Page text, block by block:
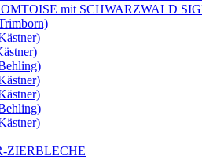
mit SCHWARZWALD
ZIERBLECHE